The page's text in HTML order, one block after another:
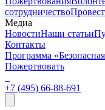
сотрудничество
Медиа
НовостиНаши статьи
Контакты
Программа
Пожертвовать
+7 (495) 66-88-691